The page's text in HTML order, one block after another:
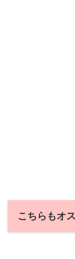
こちらもオ